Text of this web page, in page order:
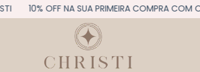
10% OFF NA SUA PRIMEIRA COMPRA COM O